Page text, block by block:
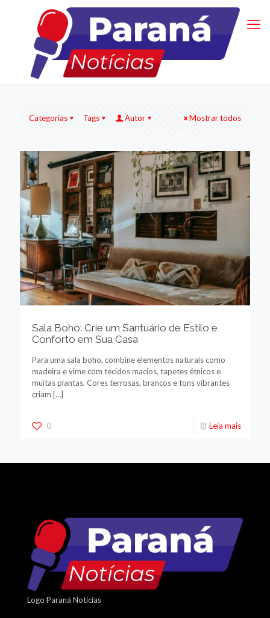
Categorias Tags Autor Mostrar todos
Sala Boho: Crie um Santuário de Estilo e
Conforto em Sua Casa
Para uma sala boho, combine elementos naturais como
madeira e vime com tecidos macios, tapetes étnicos e
muitas plantas. Cores terrosas, brancos e tons vibrantes
criam […]
0 Leia mais
Logo Paraná Notícias